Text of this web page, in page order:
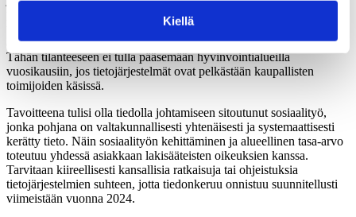
Kiellä
perustoimeentulotuen kustannuksista, käyttäjistä ja tuen saamisessa
tapahtuvista muutoksista. Kelan rekistereistä voi saada tietoluvan
avulla myös tunnisteellisia tietoja esimerkiksi tutkimustarkoituksiin.
Tähän tilanteeseen ei tulla pääsemään hyvinvointialueilla
vuosikausiin, jos tietojärjestelmät ovat pelkästään kaupallisten
toimijoiden käsissä.
Tavoitteena tulisi olla tiedolla johtamiseen sitoutunut sosiaalityö,
jonka pohjana on valtakunnallisesti yhtenäisesti ja systemaattisesti
kerätty tieto. Näin sosiaalityön kehittäminen ja alueellinen tasa-arvo
toteutuu yhdessä asiakkaan lakisääteisten oikeuksien kanssa.
Tarvitaan kiireellisesti kansallisia ratkaisuja tai ohjeistuksia
tietojärjestelmien suhteen, jotta tiedonkeruu onnistuu suunnitellusti
viimeistään vuonna 2024.